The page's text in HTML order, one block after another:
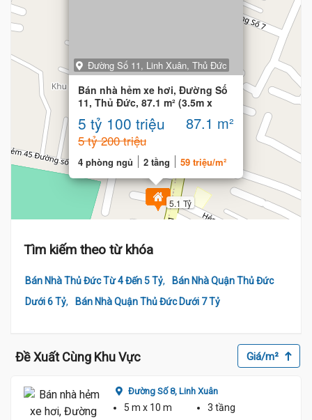
5.1 Tỷ
Đường Số 11, Linh Xuân, Thủ Đức
Bán nhà hẻm xe hơi, Đường Số
11, Thủ Đức, 87.1 m² (3.5m x
25m)
5 tỷ 100 triệu 87.1 m²
5 tỷ 200 triệu
4 phòng ngủ 2 tầng 59 triệu/m²
Tìm kiếm theo từ khóa
Bán Nhà Thủ Đức Từ 4 Đến 5 Tỷ,
Bán Nhà Quận Thủ Đức
Dưới 6 Tỷ, Bán Nhà Quận Thủ Đức Dưới 7 Tỷ
Đề Xuất Cùng Khu Vực Giá/m²
Đường Số 8, Linh Xuân
5 m x 10 m
3 tầng